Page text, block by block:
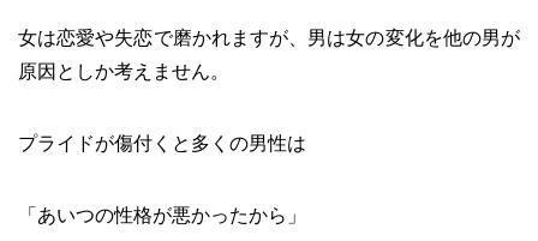
女は恋愛や失恋で磨かれますが、男は女の変化を他の男が
原因としか考えません。
プライドが傷付くと多くの男性は
「あいつの性格が悪かったから」